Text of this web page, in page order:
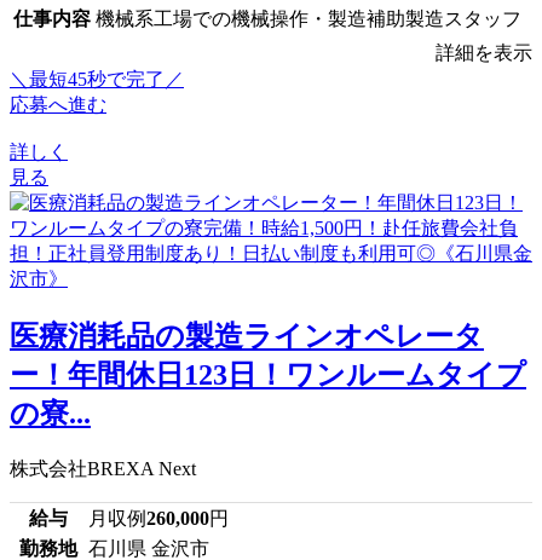
仕事内容 機械系工場での機械操作・製造補助製造スタッフ
詳細を表示
＼最短45秒で完了／
応募へ進む
詳しく
見る
医療消耗品の製造ラインオペレータ
ー！年間休日123日！ワンルームタイプ
の寮...
株式会社BREXA Next
給与 月収例260,000円
勤務地 石川県 金沢市